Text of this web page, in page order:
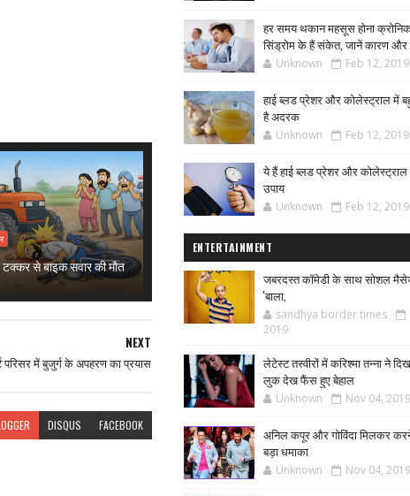
से बाइक सवार की मौत
NEXT
परिसर में बुजुर्ग के अपहरण का प्रयास
DISQUS FACEBOOK
हर समय थकान महसूस होना
सिंड्रोम के हैं संकेत, जानें कारण और
Unknown Feb 12, 2019
हाई ब्लड प्रेशर और कोलेस्ट्राल में
है अदरक
Unknown Feb 12, 2019
ये हैं हाई ब्लड प्रेशर और
उपाय
Unknown Feb 12, 2019
ENTERTAINMENT
जबरदस्त कॉमेडी के साथ सोशल
'बाला,
sandhya border times
2019
लेटेस्ट तस्वीरों में करिश्मा तन्ना ने
लुक देख फैंस हुए बेहाल
Unknown Nov 04, 2019
अनिल कपूर और गोविंदा मिलकर
बड़ा धमाका
Unknown Nov 04, 2019